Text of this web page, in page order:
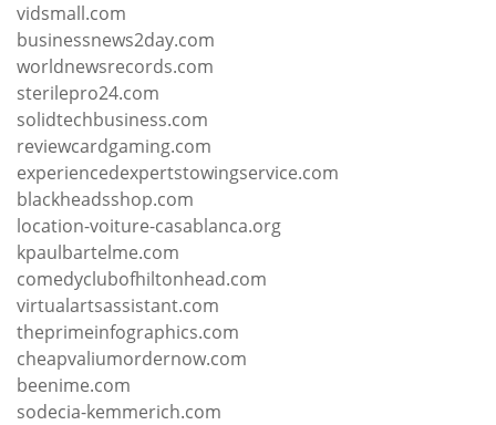
vidsmall.com
businessnews2day.com
worldnewsrecords.com
sterilepro24.com
solidtechbusiness.com
reviewcardgaming.com
experiencedexpertstowingservice.com
blackheadsshop.com
location-voiture-casablanca.org
kpaulbartelme.com
comedyclubofhiltonhead.com
virtualartsassistant.com
theprimeinfographics.com
cheapvaliumordernow.com
beenime.com
sodecia-kemmerich.com